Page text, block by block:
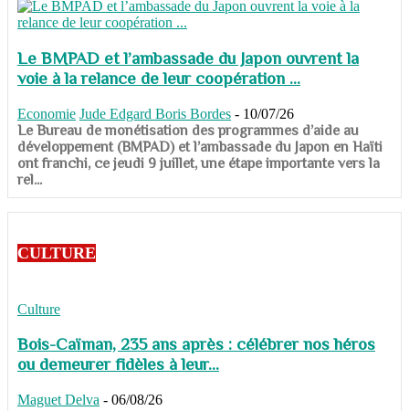
Le BMPAD et l’ambassade du Japon ouvrent la
voie à la relance de leur coopération ...
Economie Jude Edgard Boris Bordes - 10/07/26
​​​​​​​Le Bureau de monétisation des programmes d’aide au
développement (BMPAD) et l’ambassade du Japon en Haïti
ont franchi, ce jeudi 9 juillet, une étape importante vers la
rel...
CULTURE
Culture
Bois-Caïman, 235 ans après : célébrer nos héros
ou demeurer fidèles à leur...
Maguet Delva - 06/08/26